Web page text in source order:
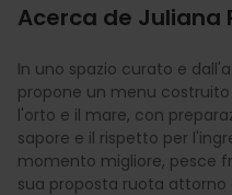
Acerca de Juliana
In uno spazio curato e
propone un menu
l'orto e il mare, con
sapore e il rispetto per
momento migliore, pesce
sua proposta ruota